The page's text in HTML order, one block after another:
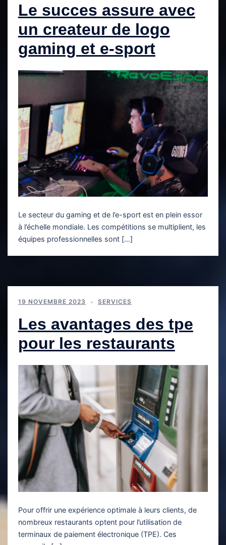
Le succes assure avec
un createur de logo
gaming et e-sport
Le secteur du gaming et de l’e-sport est en plein essor
à l’échelle mondiale. Les compétitions se multiplient, les
équipes professionnelles sont […]
19 NOVEMBRE 2023 SERVICES
Les avantages des tpe
pour les restaurants
Pour offrir une expérience optimale à leurs clients, de
nombreux restaurants optent pour l’utilisation de
terminaux de paiement électronique (TPE). Ces